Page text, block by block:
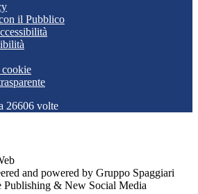
il Pubblico
cookie
26606 volte
and powered by Gruppo Spaggiari
Publishing & New Social Media